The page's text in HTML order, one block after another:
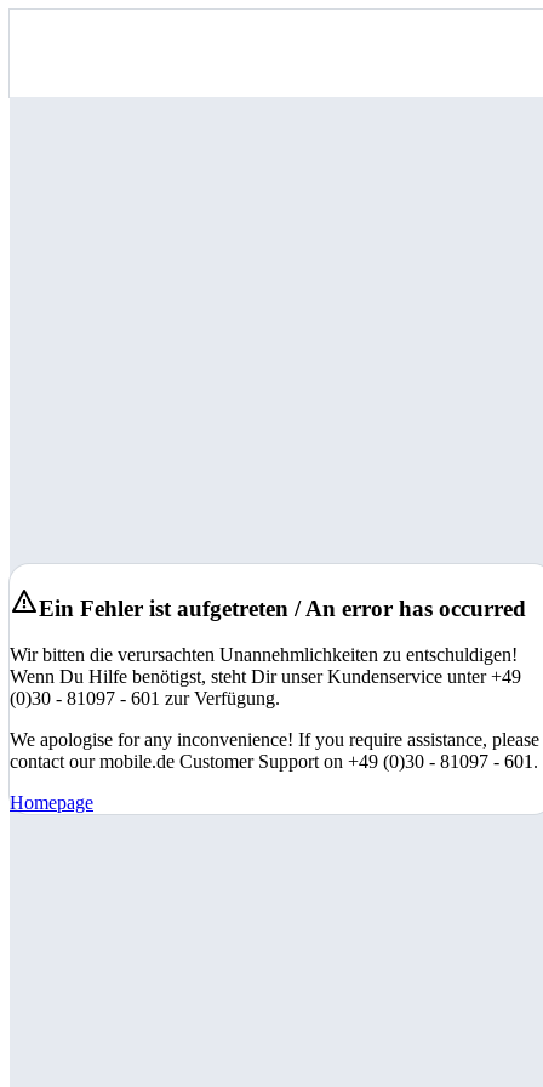
Ein Fehler ist aufgetreten / An error has occurred
Wir bitten die verursachten Unannehmlichkeiten zu entschuldigen!
Wenn Du Hilfe benötigst, steht Dir unser Kundenservice unter +49
(0)30 - 81097 - 601 zur Verfügung.
We apologise for any inconvenience! If you require assistance, please
contact our mobile.de Customer Support on +49 (0)30 - 81097 - 601.
Homepage